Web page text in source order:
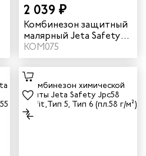
2 039 ₽
Комбинезон защитный
малярный Jeta Safety
JPC75b Ninja
многоразовый цвет
синий
КОМ075